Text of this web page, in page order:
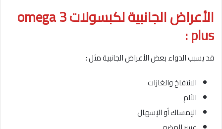
الأعراض الجانبية لكبسولات omega 3
plus :
قد يسبب الدواء بعض الأعراض الجانبية مثل :
الانتفاخ والغازات
الألم
الإمساك أو الإسهال